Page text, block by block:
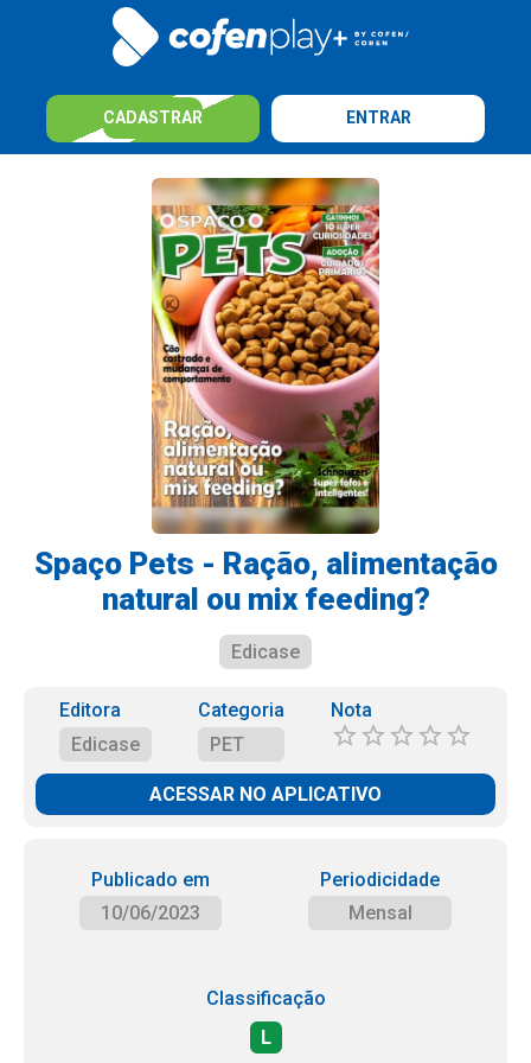
CADASTRAR ENTRAR
Spaço Pets - Ração, alimentação
natural ou mix feeding?
Edicase
Editora
Edicase
Categoria
PET
Nota
ACESSAR NO APLICATIVO
Publicado em
10/06/2023
Periodicidade
Mensal
Classificação
L